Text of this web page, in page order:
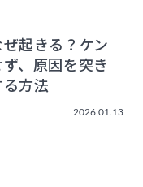
起きる？ケン
、原因を突き
方法
2026.01.13